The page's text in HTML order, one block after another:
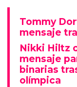
Tommy
mensaje
Nikki Hiltz
mensaje
binarias
olímpica